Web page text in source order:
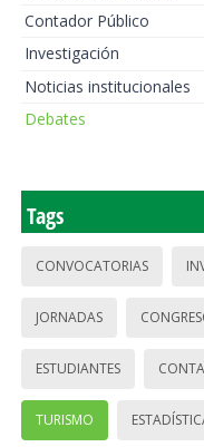
Contador Público
Investigación
Noticias institucionales
Debates
Tags
CONVOCATORIAS
JORNADAS
ESTUDIANTES
TURISMO